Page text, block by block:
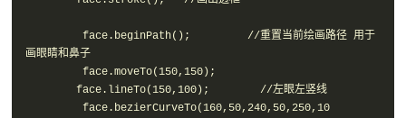
face.beginPath();         //重置当前绘画路径 用于
画眼睛和鼻子
face.moveTo(150,150);
face.lineTo(150,100);        //左眼左竖线
face.bezierCurveTo(160,50,240,50,250,10